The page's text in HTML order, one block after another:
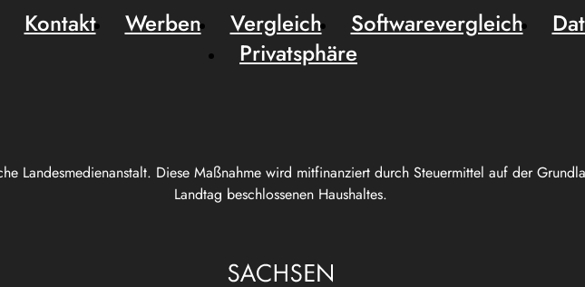
Landesmedienanstalt. Diese Maßnahme wird mitfinanziert durch Steuermittel auf der
Landtag beschlossenen Haushaltes.
Kontakt Werben Vergleich Softwarevergleich
Privatsphäre